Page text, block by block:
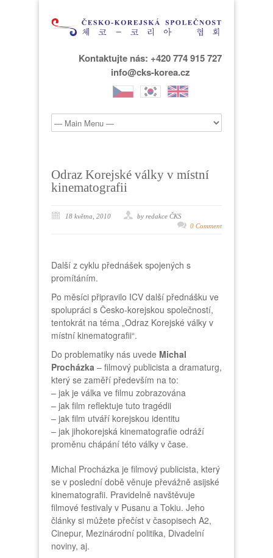
Kontaktujte nás: +420 774 915 727
info@cks-korea.cz
Odraz Korejské války v místní
kinematografii
18 května, 2010
by redakce ČKS
0 Comment
Další z cyklu přednášek spojených s
promítáním.
Po měsíci připravilo ICV další přednášku ve
spolupráci s Česko-korejskou společností,
tentokrát na téma „Odraz Korejské války v
místní kinematografii“.
Do problematiky nás uvede Michal
Procházka – filmový publicista a dramaturg,
který se zaměří především na to:
– jak je válka ve filmu zobrazována
– jak film reflektuje tuto tragédii
– jak film utváří korejskou identitu
– jak jihokorejská kinematografie odráží
proměnu chápání této války v čase.
Michal Procházka je filmový publicista, který
se v poslední době věnuje převážně asijské
kinematografii. Pravidelně navštěvuje
filmové festivaly v Pusanu a Tokiu. Jeho
články si můžete přečíst v časopisech A2,
Cinepur, Mezinárodní politika, Divadelní
noviny, aj.